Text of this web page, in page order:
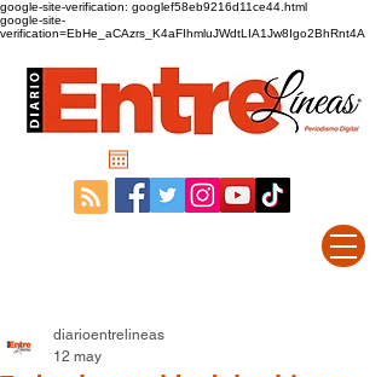
google-site-verification: googlef58eb9216d11ce44.html
google-site-
verification=EbHe_aCAzrs_K4aFIhmluJWdtLIA1Jw8Igo2BhRnt4A
diarioentrelineas
12 may